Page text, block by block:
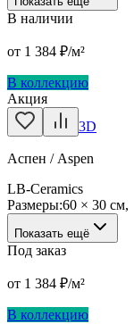
В наличии
от 1 384 ₽/м²
В коллекцию
Акция
3D
Аспен / Aspen
LB-Ceramics
Размеры:60 × 30 см,
Показать ещё
Под заказ
от 1 384 ₽/м²
В коллекцию